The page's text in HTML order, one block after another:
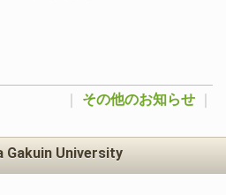
その他のお知らせ
Gakuin University